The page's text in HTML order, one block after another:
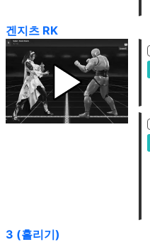
겐지츠 RK
3 (흘리기)